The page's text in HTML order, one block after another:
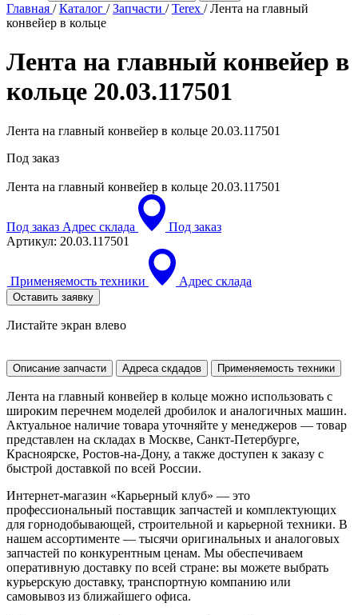
Главная /Каталог /Запчасти /Terex /Лента на главный
конвейер в кольце
Лента на главный конвейер в
кольце 20.03.117501
Лента на главный конвейер в кольце 20.03.117501
Под заказ
Лента на главный конвейер в кольце 20.03.117501
Под заказ Адрес склада
Под заказ
Артикул: 20.03.117501
Применяемость техники Адрес склада
Оставить заявку
Листайте экран влево
Описание запчасти Адреса скдадов Применяемость техники
Лента на главный конвейер в кольце можно использовать с
широким перечнем моделей дробилок и аналогичных машин.
Актуальное наличие товара уточняйте у менеджеров — товар
представлен на складах в Москве, Санкт-Петербурге,
Красноярске, Ростов-на-Дону, а также доступен к заказу с
быстрой доставкой по всей России.
Интернет-магазин «Карьерный клуб» — это
профессиональный поставщик запчастей и комплектующих
для горнодобывающей, строительной и карьерной техники. В
нашем ассортименте — тысячи оригинальных и аналоговых
запчастей по конкурентным ценам. Мы обеспечиваем
оперативную доставку по всей стране: вы можете выбрать
курьерскую доставку, транспортную компанию или
самовывоз из ближайшего офиса.